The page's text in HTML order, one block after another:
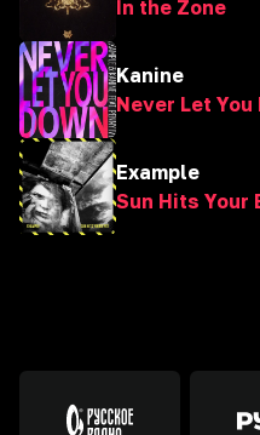
In the Zone
Kanine
Never Let
Example
Sun Hits Your